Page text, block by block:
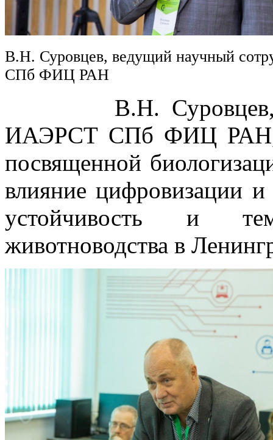
В.Н. Суровцев, ведущий научный
СПб ФИЦ РАН
В.Н. Суровцев,
ИАЭРСТ СПб ФИЦ РАН,
посвященной
влияние цифровизации и
устойчивость и
животноводства в